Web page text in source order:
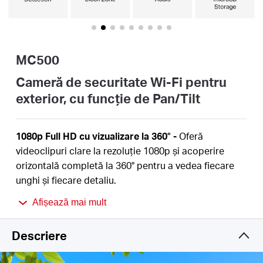
România
română
MC500
Cameră de securitate Wi-Fi pentru
exterior, cu funcție de Pan/Tilt
1080p Full HD cu vizualizare la 360° -Oferă
videoclipuri clare la rezoluție 1080p și acoperire
orizontală completă la 360° pentru a vedea fiecare
unghi și fiecare detaliu.
Detectează și urmărește automat mișcarea sau
rămâne în centrul atenției.
Viziune nocturnă color-Oferă imagini vii și detaliate
Afișează mai mult
Descriere